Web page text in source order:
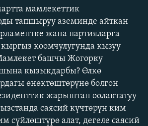
сайттары
мамлекеттик
тапшыруу аземинде айткан
жана партияларга
коомчулугунда кызуу
башчы Жогорку
кызыкдарбы? Өлкө
өнөктөштөрүнө болгон
жарыштан оолактатуу
саясий күчтөрүн ким
сүйлөштүрө алат, дегеле саясий